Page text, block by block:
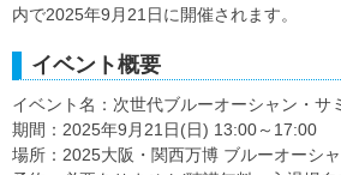
内で2025年9月21日に開催されます。
イベント概要
イベント名：次世代ブルーオーシャン・サ
期間：2025年9月21日(日) 13:00～17:00
場所：2025大阪・関西万博 ブルーオーシ